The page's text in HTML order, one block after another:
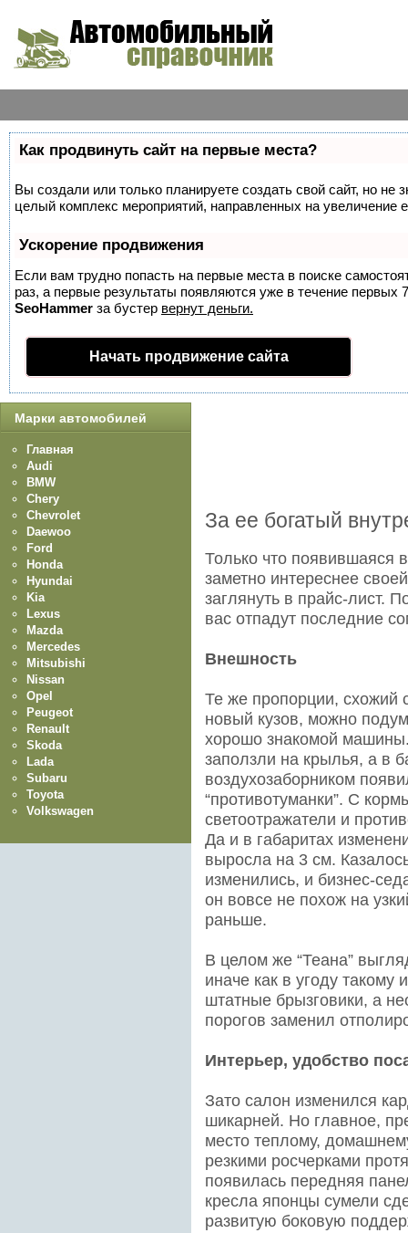
Как продвинуть сайт на первые места?
Вы создали или только планируете создать свой сайт, но не
целый комплекс мероприятий, направленных на увеличение
Ускорение продвижения
Если вам трудно попасть на первые места в поиске
раз, а первые результаты появляются уже в течение первых
SeoHammer за бустер вернут деньги.
Начать продвижение сайта
За ее богатый
Только что появившаяся
заметно интереснее
заглянуть в прайс-лист.
вас отпадут последние
Внешность
Те же пропорции, схожий
новый кузов, можно
хорошо знакомой
заползли на крылья, а в
воздухозаборником
“противотуманки”. С
светоотражатели и
Да и в габаритах
выросла на 3 см.
изменились, и бизнес-
он вовсе не похож на
раньше.
В целом же “Теана”
иначе как в угоду
штатные брызговики, а
порогов заменил
Интерьер, удобство
Зато салон изменился
шикарней. Но главное,
место теплому,
резкими росчерками
появилась передняя
кресла японцы сумели
развитую боковую
Марки автомобилей
Главная
Audi
BMW
Chery
Chevrolet
Daewoo
Ford
Honda
Hyundai
Kia
Lexus
Mazda
Mercedes
Mitsubishi
Nissan
Opel
Peugeot
Renault
Skoda
Lada
Subaru
Toyota
Volkswagen